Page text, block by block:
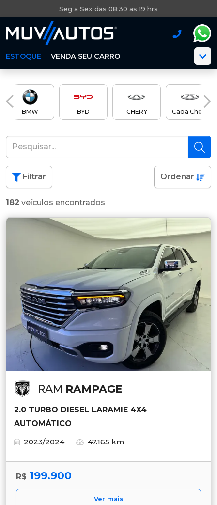
Seg a Sex das 08:30 as 19 hrs
ESTOQUE VENDA SEU CARRO
BMW BYD CHERY Caoa Chery
Filtrar Ordenar
182 veículos encontrados
RAM RAMPAGE
2.0 TURBO DIESEL LARAMIE 4X4
AUTOMÁTICO
2023/2024
47.165 km
R$ 199.900
Ver mais